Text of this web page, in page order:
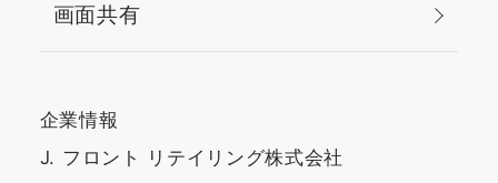
画面共有
企業情報
J. フロント リテイリング株式会社